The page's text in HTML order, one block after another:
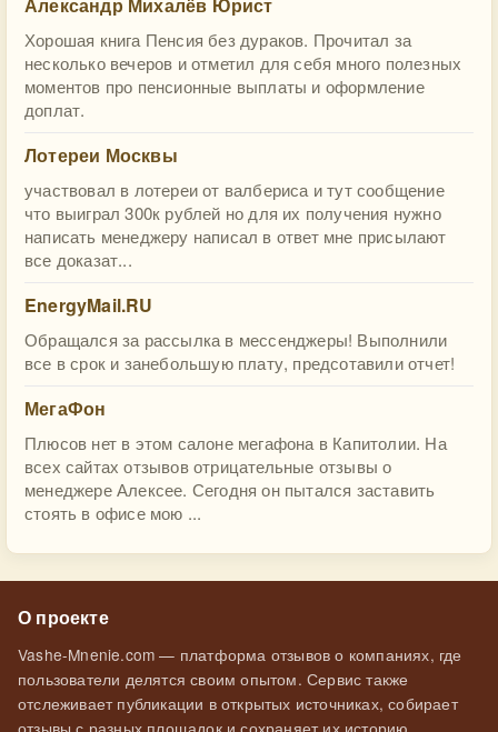
Хорошая книга Пенсия без дураков. Прочитал за
несколько вечеров и отметил для себя много полезных
моментов про пенсионные выплаты и оформление
доплат.
Лотереи Москвы
участвовал в лотереи от валбериса и тут сообщение
что выиграл 300к рублей но для их получения нужно
написать менеджеру написал в ответ мне присылают
все доказат...
EnergyMail.RU
Обращался за рассылка в мессенджеры! Выполнили
все в срок и занебольшую плату, предсотавили отчет!
МегаФон
Плюсов нет в этом салоне мегафона в Капитолии. На
всех сайтах отзывов отрицательные отзывы о
менеджере Алексее. Сегодня он пытался заставить
стоять в офисе мою ...
О проекте
Vashe-Mnenie.com — платформа отзывов о компаниях, где
пользователи делятся своим опытом. Сервис также
отслеживает публикации в открытых источниках, собирает
отзывы с разных площадок и сохраняет их историю.